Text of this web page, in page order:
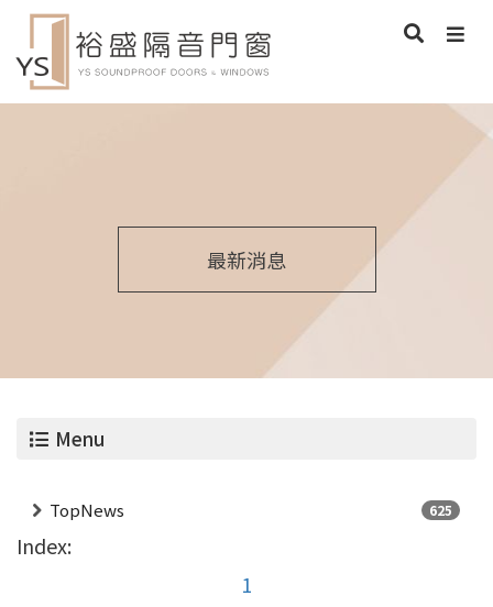
最新消息
Menu
TopNews 625
Index:
1